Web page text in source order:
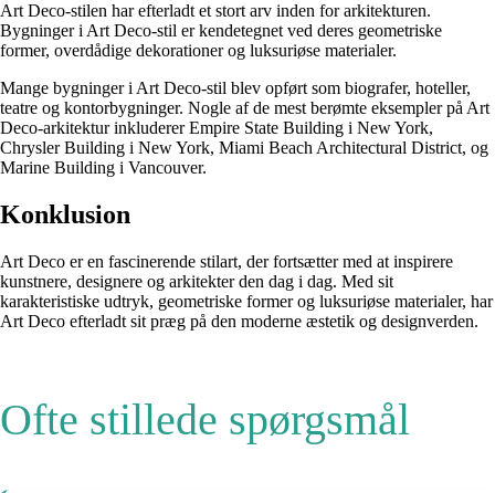
Art Deco-stilen har efterladt et stort arv inden for arkitekturen.
Bygninger i Art Deco-stil er kendetegnet ved deres geometriske
former, overdådige dekorationer og luksuriøse materialer.
Mange bygninger i Art Deco-stil blev opført som biografer, hoteller,
teatre og kontorbygninger. Nogle af de mest berømte eksempler på Art
Deco-arkitektur inkluderer Empire State Building i New York,
Chrysler Building i New York, Miami Beach Architectural District, og
Marine Building i Vancouver.
Konklusion
Art Deco er en fascinerende stilart, der fortsætter med at inspirere
kunstnere, designere og arkitekter den dag i dag. Med sit
karakteristiske udtryk, geometriske former og luksuriøse materialer, har
Art Deco efterladt sit præg på den moderne æstetik og designverden.
Ofte stillede spørgsmål